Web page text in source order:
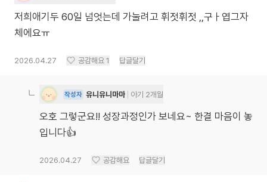
저희애기두 60일 넘엇는데 가눌려고 휘젓휘젓 ,,구ㅏ엽그자
체에요ㅠ
2026.04.27 공감해요 1 답글달기
작성자 유니유니마마 아기 2개월
오호 그렇군요!! 성장과정인가 보네요~ 한결 마음이 놓
입니다👍
2026.04.27 공감해요 답글달기